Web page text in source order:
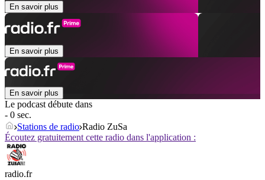
En savoir plus
En savoir plus
En savoir plus
Le podcast débute dans
- 0 sec.
Stations de radio Radio ZuSa
Écoutez gratuitement cette radio dans l'application :
radio.fr